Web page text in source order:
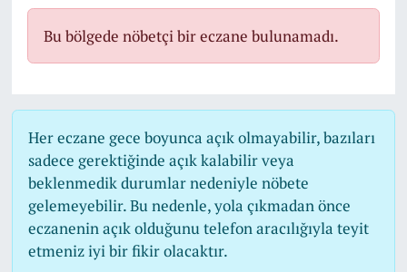
Bu bölgede nöbetçi bir eczane bulunamadı.
Her eczane gece boyunca açık olmayabilir, bazıları
sadece gerektiğinde açık kalabilir veya
beklenmedik durumlar nedeniyle nöbete
gelemeyebilir. Bu nedenle, yola çıkmadan önce
eczanenin açık olduğunu telefon aracılığıyla teyit
etmeniz iyi bir fikir olacaktır.